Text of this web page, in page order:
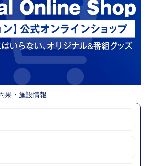
果・施設情報